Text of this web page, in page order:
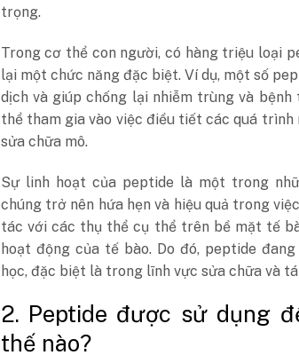
trọng.
Trong cơ thể con người, có hàng triệu loại
lại một chức năng đặc biệt. Ví dụ, một số
dịch và giúp chống lại nhiễm trùng và
thể tham gia vào việc điều tiết các quá
sửa chữa mô.
Sự linh hoạt của peptide là một trong
chúng trở nên hứa hẹn và hiệu quả trong
tác với các thụ thể cụ thể trên bề mặt tế
hoạt động của tế bào. Do đó, peptide
học, đặc biệt là trong lĩnh vực sửa chữa và
2. Peptide được sử dụng
thế nào?